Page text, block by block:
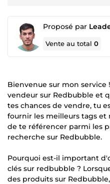
Proposé par
Vente au total0
Bienvenue sur mon service
vendeur sur Redbubble et
tes chances de vendre, tu
fournir les meilleurs tags
de te référencer parmi les
recherche sur Redbubble.
Pourquoi est-il important
clés sur redbubble ?
des produits sur